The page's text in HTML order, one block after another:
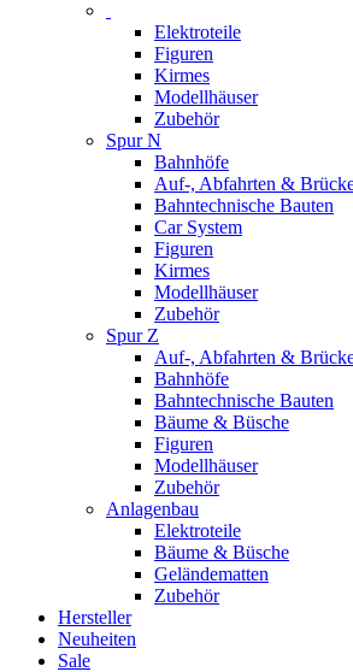
Elektroteile
Figuren
Kirmes
Modellhäuser
Zubehör
Spur N
Bahnhöfe
Auf-, Abfahrten &
Bahntechnische Bauten
Car System
Figuren
Kirmes
Modellhäuser
Zubehör
Spur Z
Auf-, Abfahrten &
Bahnhöfe
Bahntechnische Bauten
Bäume & Büsche
Figuren
Modellhäuser
Zubehör
Anlagenbau
Elektroteile
Bäume & Büsche
Geländematten
Zubehör
Hersteller
Neuheiten
Sale